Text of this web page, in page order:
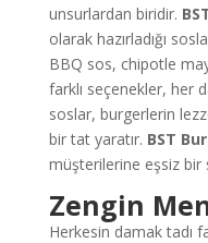
unsurlardan biridir.
olarak hazırladığı
BBQ sos, chipotle
farklı seçenekler, her
soslar, burgerlerin
bir tat yaratır. BST
müşterilerine eşsiz bir
Zengin
Herkesin damak tadı